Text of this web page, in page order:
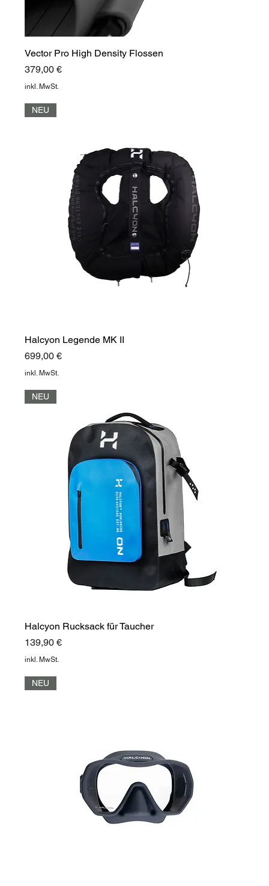
Vector Pro High Density Flossen
Preis
379,00 €
inkl. MwSt.
NEU
Halcyon Legende MK II
Preis
699,00 €
inkl. MwSt.
NEU
Halcyon Rucksack für Taucher
Preis
139,90 €
inkl. MwSt.
NEU